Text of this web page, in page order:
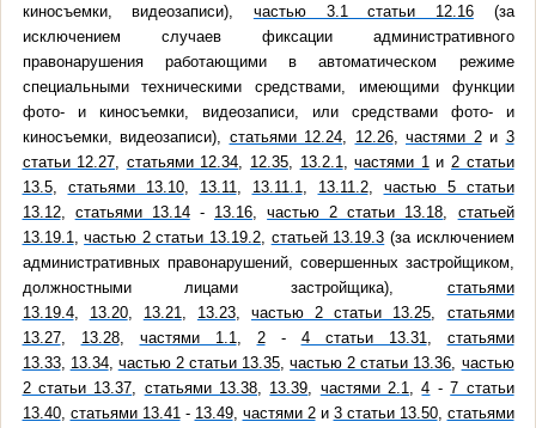
киносъемки, видеозаписи), частью 3.1 статьи 12.16(за
исключением случаев фиксации административного
правонарушения работающими в автоматическом режиме
специальными техническими средствами, имеющими функции
фото- и киносъемки, видеозаписи, или средствами фото- и
киносъемки, видеозаписи), статьями 12.24 12.26, частями 2и 3
статьи 12.27
статьями 12.34 12.35, 13.2.1 ,частями 1 и 2 статьи
13.5, статьями 13.10, 13.11 13.11.1 13.11.2, частью 5 статьи
13.12, статьями 13.14- 13.16,частью 2 статьи 13.18
статьей
13.19.1 ,частью 2 статьи 13.19.2 статьей 13.19.3 (за исключением
административных правонарушений, совершенных застройщиком,
должностными лицами застройщика), статьями
13.19.4, 13.20, 13.21 13.23, частью 2 статьи 13.25
статьями
13.27, 13.28, частями 1.1 2- 4 статьи 13.31
статьями
13.33, 13.34, частью 2 статьи 13.35 ,частью 2 статьи 13.36 частью
2 статьи 13.37
статьями 13.38, 13.39 частями 2.1 ,4 -7 статьи
13.40, статьями 13.41 - 13.49, частями 2и 3 статьи 13.50, статьями